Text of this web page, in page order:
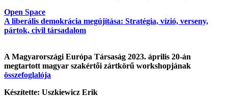
Open Space
A liberális demokrácia megújítása: Stratégia, vízió, verseny,
pártok, civil társadalom
A Magyarországi Európa Társaság 2023. április 20-án
megtartott magyar szakértői zártkörű workshopjának
összefoglalója
Készítette: Uszkiewicz Erik